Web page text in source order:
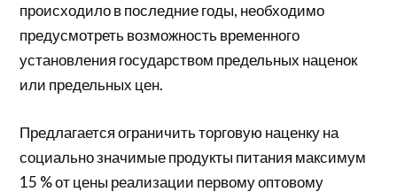
происходило в последние годы, необходимо
предусмотреть возможность временного
установления государством предельных наценок
или предельных цен.
Предлагается ограничить торговую наценку на
социально значимые продукты питания максимум
15 % от цены реализации первому оптовому